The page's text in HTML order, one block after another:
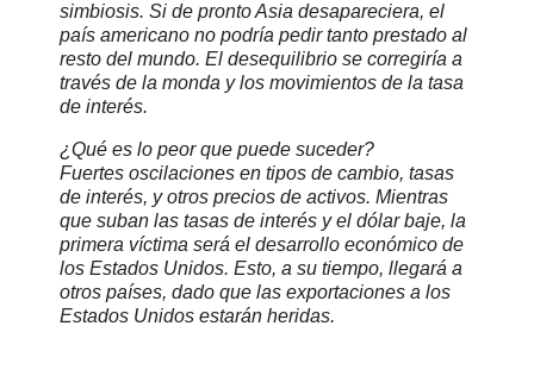
simbiosis. Si de pronto Asia desapareciera, el
país americano no podría pedir tanto prestado al
resto del mundo. El desequilibrio se corregiría a
través de la monda y los movimientos de la tasa
de interés.
¿Qué es lo peor que puede suceder?
Fuertes oscilaciones en tipos de cambio, tasas
de interés, y otros precios de activos. Mientras
que suban las tasas de interés y el dólar baje, la
primera víctima será el desarrollo económico de
los Estados Unidos. Esto, a su tiempo, llegará a
otros países, dado que las exportaciones a los
Estados Unidos estarán heridas.